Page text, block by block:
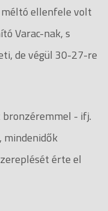
méltó ellenfele volt
Varac-nak, s
de végül 30-27-re
bronzéremmel - ifj.
mindenidők
érte el